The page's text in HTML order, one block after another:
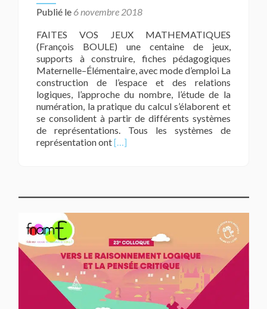
Publié le 6 novembre 2018
FAITES VOS JEUX MATHEMATIQUES
(François BOULE) une centaine de jeux,
supports à construire, fiches pédagogiques
Maternelle–Élémentaire, avec mode d’emploi La
construction de l’espace et des relations
logiques, l’approche du nombre, l’étude de la
numération, la pratique du calcul s’élaborent et
se consolident à partir de différents systèmes
de représentations. Tous les systèmes de
représentation ontEn
/
Faites
jeux
[…]